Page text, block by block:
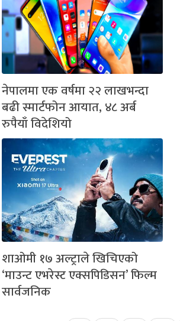
नेपालमा एक वर्षमा २२ लाखभन्दा
बढी स्मार्टफोन आयात, ४८ अर्ब
रुपैयाँ विदेशियो
शाओमी १७ अल्ट्राले खिचिएको
‘माउन्ट एभरेस्ट एक्सपिडिसन’ फिल्म
सार्वजनिक